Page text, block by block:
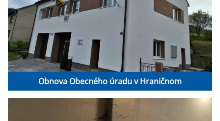
Obnova Obecného úradu v Hraničnom